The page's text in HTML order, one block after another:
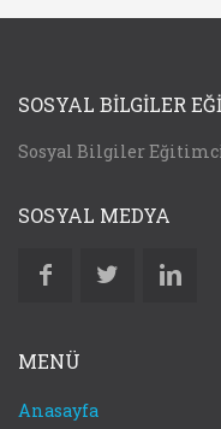
SOSYAL BILGILER
Sosyal Bilgiler
SOSYAL MEDYA
MENÜ
Anasayfa